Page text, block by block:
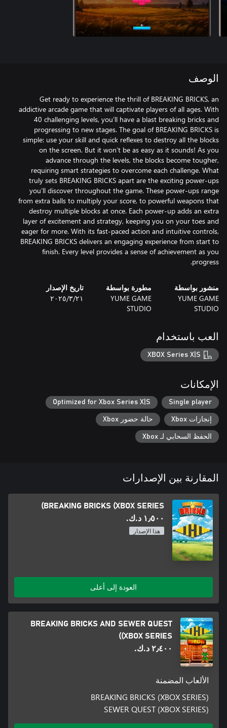
الوصف
Get ready to experience the thrill of BREAKING BRICKS, an
addictive arcade game that will captivate players of all ages. With
40 challenging levels, you’ll have a blast breaking bricks and
progressing to new stages. The goal of BREAKING BRICKS is
simple: use your skill and quick reflexes to destroy all the blocks
on the screen. But it won’t be as easy as it sounds! As you
advance through the levels, the blocks become tougher,
requiring smart strategies to overcome each challenge. What
truly sets BREAKING BRICKS apart are the exciting power-ups
you’ll discover throughout the game. These power-ups range
from extra balls to multiply your score, to powerful weapons that
destroy multiple blocks at once. Each power-up adds an extra
layer of excitement and strategy, keeping you on your toes and
eager for more. With its fast-paced action and intuitive controls,
BREAKING BRICKS delivers an engaging experience from start to
finish. Every level provides a sense of achievement as you
progress.
منشور بواسطة
YUME GAME
STUDIO
مطورة بواسطة
YUME GAME
STUDIO
تاريخ الإصدار
٢١‏/٣‏/٢٠٢٥
العب باستخدام
XBOX Series X|S
الإمكانات
Single player
Optimized for Xbox Series X|S
إنجازات Xbox حالة حضور Xbox
الحفظ السحابي لـ Xbox
المقارنة بين الإصدارات
BREAKING BRICKS (XBOX SERIES)
١٫٥٠٠ د.ك.‏
هذا الإصدار
العودة إلى أعلى
BREAKING BRICKS AND SEWER QUEST
(XBOX SERIES)
٢٫٤٠٠ د.ك.‏
الألعاب المضمنة
BREAKING BRICKS (XBOX SERIES)
SEWER QUEST (XBOX SERIES)